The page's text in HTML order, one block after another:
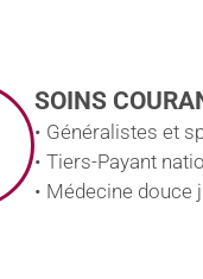
SOINS
• Généralistes et
• Tiers-Payant
• Médecine douce